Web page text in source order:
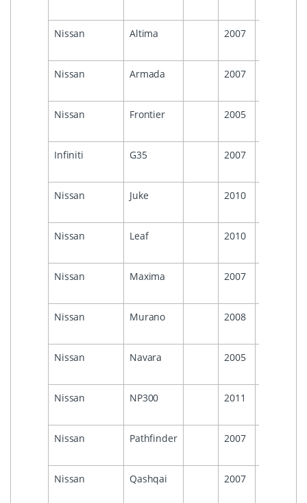
Nissan Altima 2007
Nissan Armada 2007
Nissan Frontier 2005
Infiniti G35 2007
Nissan Juke 2010
Nissan Leaf 2010
Nissan Maxima 2007
Nissan Murano 2008
Nissan Navara 2005
Nissan NP300 2011
Nissan Pathfinder 2007
Nissan Qashqai 2007